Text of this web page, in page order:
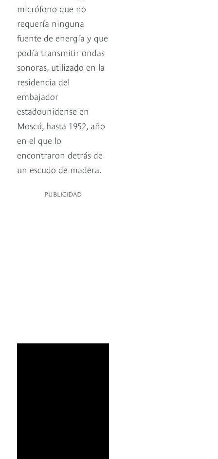
micrófono que no
requería ninguna
fuente de energía y que
podía transmitir ondas
sonoras, utilizado en la
residencia del
embajador
estadounidense en
Moscú, hasta 1952, año
en el que lo
encontraron detrás de
un escudo de madera.
PUBLICIDAD